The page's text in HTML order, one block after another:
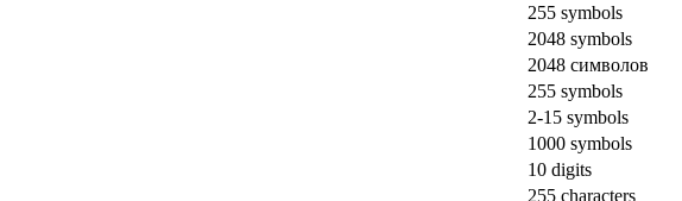
255 symbols
2048 symbols
2048 символов
255 symbols
2-15 symbols
1000 symbols
10 digits
255 characters